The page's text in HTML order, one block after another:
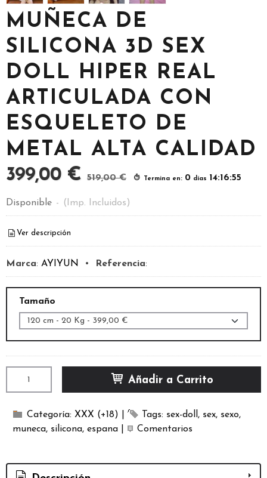
MUÑECA DE
SILICONA 3D SEX
DOLL HIPER REAL
ARTICULADA CON
ESQUELETO DE
METAL ALTA CALIDAD
399,00 € 519,00 € Termina en: 0 días 14:16:54
Disponible - (Imp. Incluidos)
Ver descripción
Marca: AYIYUN • Referencia:
Tamaño
Añadir a Carrito
Categoría: XXX (+18) Tags: sex-doll sex sexo
muneca silicona espana Comentarios